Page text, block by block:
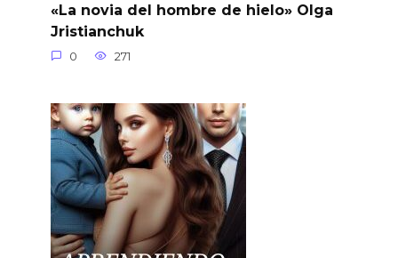
«La novia del hombre de hielo» Olga
Jristianchuk
0 271